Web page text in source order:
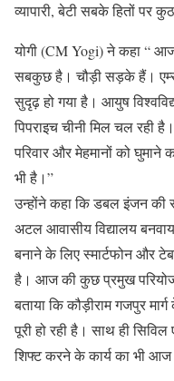
व्यापारी, बेटी सबके हितों पर
योगी (CM Yogi) ने कहा “
सबकुछ है। चौड़ी सड़के हैं।
सुदृढ़ हो गया है। आयुष
पिपराइच चीनी मिल चल रही
परिवार और मेहमानों को
भी है।”
उन्होंने कहा कि डबल इंजन की
अटल आवासीय विद्यालय
बनाने के लिए स्मार्टफोन और
है। आज की कुछ प्रमुख
बताया कि कौड़ीराम गजपुर
पूरी हो रही है। साथ ही सिविल
शिफ्ट करने के कार्य का भी आज